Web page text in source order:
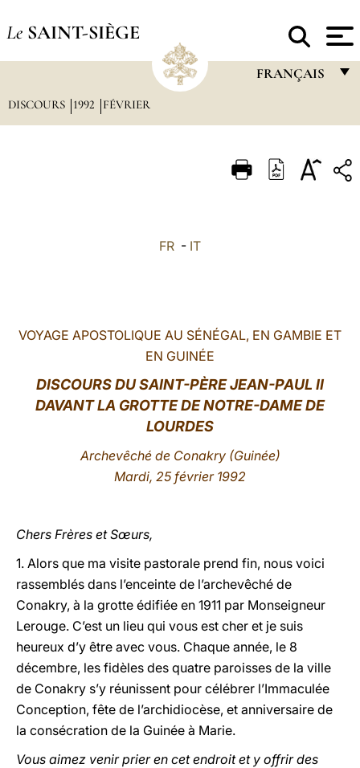
Le SAINT-SIÈGE
FRANÇAIS
ITALIANO
LATINE
DISCOURS 1992 FÉVRIER
FR - IT
VOYAGE APOSTOLIQUE AU SÉNÉGAL, EN GAMBIE ET
EN GUINÉE
DISCOURSDU SAINT-PÈRE JEAN-PAUL II
DAVANT LA GROTTE DE NOTRE-DAME DE
LOURDES
Archevêché de Conakry (Guinée)
Mardi, 25 février 1992
Chers Frères et Sœurs,
1. Alors que ma visite pastorale prend fin, nous voici
rassemblés dans l’enceinte de l’archevêché de
Conakry, à la grotte édifiée en 1911 par Monseigneur
Lerouge. C’est un lieu qui vous est cher et je suis
heureux d’y être avec vous. Chaque année, le 8
décembre, les fidèles des quatre paroisses de la ville
de Conakry s’y réunissent pour célébrer l’Immaculée
Conception, fête de l’archidiocèse, et anniversaire de
la consécration de la Guinée à Marie.
Vous aimez venir prier en cet endroit et y offrir des